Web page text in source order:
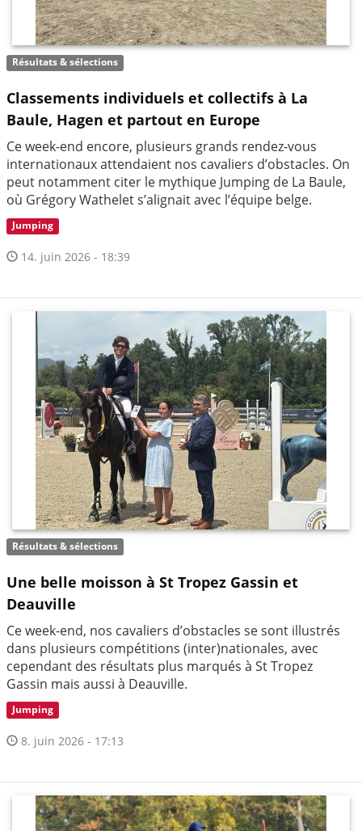
Résultats & sélections
Classements individuels et collectifs à La
Baule, Hagen et partout en Europe
Ce week-end encore, plusieurs grands rendez-vous
internationaux attendaient nos cavaliers d’obstacles. On
peut notamment citer le mythique Jumping de La Baule,
où Grégory Wathelet s’alignait avec l’équipe belge.
Jumping
14. juin 2026 - 18:39
Résultats & sélections
Une belle moisson à St Tropez Gassin et
Deauville
Ce week-end, nos cavaliers d’obstacles se sont illustrés
dans plusieurs compétitions (inter)nationales, avec
cependant des résultats plus marqués à St Tropez
Gassin mais aussi à Deauville.
Jumping
8. juin 2026 - 17:13